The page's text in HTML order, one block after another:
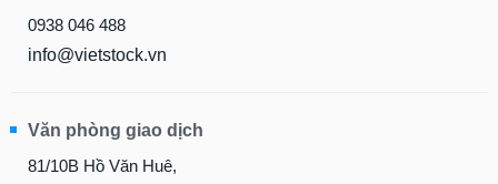
0938 046 488
info@vietstock.vn
Văn phòng giao dịch
81/10B Hồ Văn Huê,